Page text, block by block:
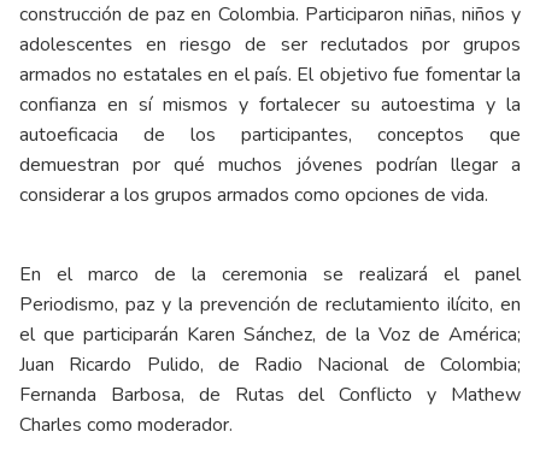
construcción de paz en Colombia. Participaron niñas, niños y
adolescentes en riesgo de ser reclutados por grupos
armados no estatales en el país. El objetivo fue fomentar la
confianza en sí mismos y fortalecer su autoestima y la
autoeficacia de los participantes, conceptos que
demuestran por qué muchos jóvenes podrían llegar a
considerar a los grupos armados como opciones de vida.
En el marco de la ceremonia se realizará el panel
Periodismo, paz y la prevención de reclutamiento ilícito, en
el que participarán Karen Sánchez, de la Voz de América;
Juan Ricardo Pulido, de Radio Nacional de Colombia;
Fernanda Barbosa, de Rutas del Conflicto y Mathew
Charles como moderador.